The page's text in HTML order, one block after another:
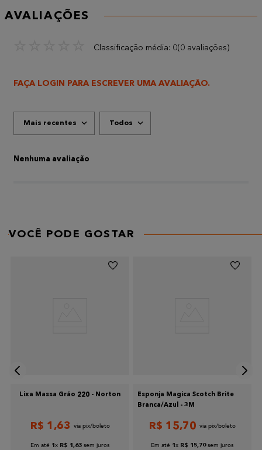
AVALIAÇÕES
Classificação média: 0(0 avaliações)
FAÇA LOGIN PARA ESCREVER UMA AVALIAÇÃO.
Mais recentes Todos
Nenhuma avaliação
VOCÊ PODE GOSTAR
Lixa Massa Grão 220 - Norton
R$ 1 ,63
Em até 1 x R$ 1 ,63 sem juros
Esponja Magica Scotch Brite
Branca/Azul - 3M
R$ 15,70
Em até 1 x R$ 15,70 sem juros